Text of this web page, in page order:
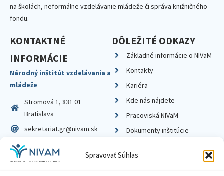
Spravovať Súhlas
na školách, neformálne vzdelávanie mládeže či správa knižničného
fondu.
KONTAKTNÉ
INFORMÁCIE
Národný inštitút vzdelávania a
mládeže
Stromová 1, 831 01
Bratislava
sekretariat.gr@nivam.sk
IČO: 00164348
DIČ: 2020798714
DÔLEŽITÉ ODKAZY
Základné informácie o NIVaM
Kontakty
Kariéra
Kde nás nájdete
Pracoviská NIVaM
Dokumenty inštitúcie